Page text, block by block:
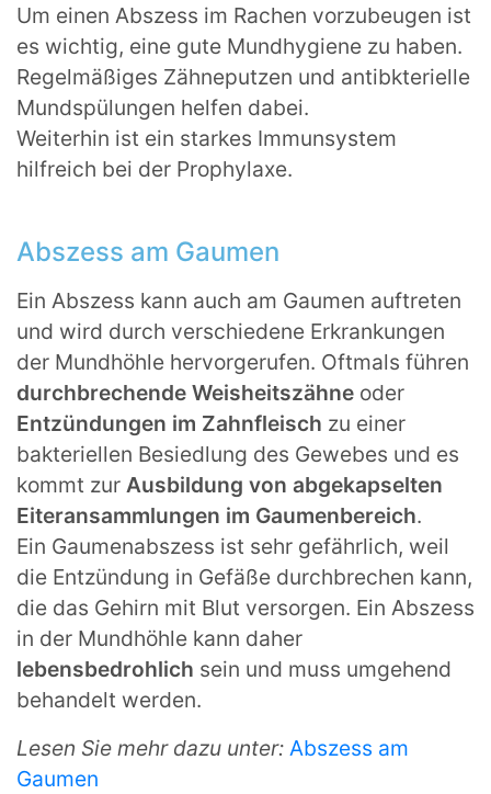
Um einen Abszess im Rachen vorzubeugen ist
es wichtig, eine gute Mundhygiene zu haben.
Regelmäßiges Zähneputzen und antibkterielle
Mundspülungen helfen dabei.
Weiterhin ist ein starkes Immunsystem
hilfreich bei der Prophylaxe.
Abszess am Gaumen
Ein Abszess kann auch am Gaumen auftreten
und wird durch verschiedene Erkrankungen
der Mundhöhle hervorgerufen. Oftmals führen
durchbrechende Weisheitszähne oder
Entzündungen im Zahnfleisch zu einer
bakteriellen Besiedlung des Gewebes und es
kommt zur Ausbildung von abgekapselten
Eiteransammlungen im Gaumenbereich.
Ein Gaumenabszess ist sehr gefährlich, weil
die Entzündung in Gefäße durchbrechen kann,
die das Gehirn mit Blut versorgen. Ein Abszess
in der Mundhöhle kann daher
lebensbedrohlich sein und muss umgehend
behandelt werden.
Lesen Sie mehr dazu unter: Abszess am
Gaumen